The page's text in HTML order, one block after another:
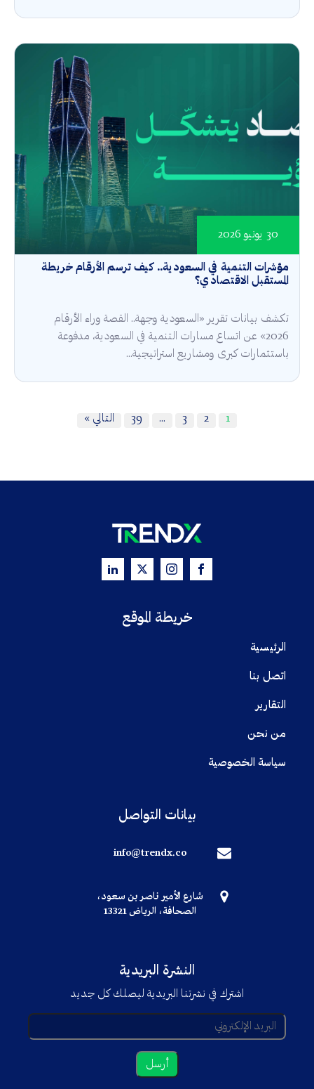
مؤشرات التنمية في السعودية.. كيف ترسم الأرقام خريطة
المستقبل الاقتصادي؟
30 يونيو 2026
تكشف بيانات تقرير «السعودية وجهة.. القصة وراء الأرقام
2026» عن اتساع مسارات التنمية في السعودية، مدفوعة
باستثمارات كبرى ومشاريع استراتيجية...
1
2
3
…
39 التالي »
خريطة الموقع
الرئيسية
اتصل بنا
التقارير
من نحن
سياسة الخصوصية
بيانات التواصل
info@trendx.co
شارع الأمير ناصر بن سعود،
الصحافة، الرياض 13321
النشرة البريدية
اشترك في نشرتنا البريدية ليصلك كل جديد